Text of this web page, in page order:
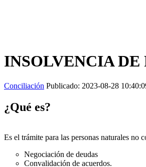
INSOLVENCIA DE
Conciliación Publicado: 2023-08-28
¿Qué es?
Es el trámite para las personas naturales no
Negociación de deudas
Convalidación de acuerdos.